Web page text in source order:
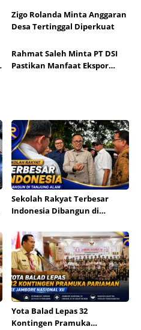
Zigo Rolanda Minta Anggaran
Desa Tertinggal Diperkuat
Rahmat Saleh Minta PT DSI
Pastikan Manfaat Ekspor
Sekolah Rakyat Terbesar
Indonesia Dibangun di
Yota Balad Lepas 32
Kontingen Pramuka